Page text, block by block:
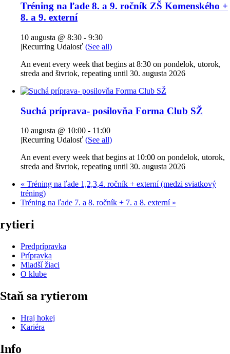
Tréning na ľade 8. a 9. ročník ZŠ Komenského +
8. a 9. externí
10 augusta @ 8:30 - 9:30
|Recurring Udalosť (See all)
An event every week that begins at 8:30 on pondelok, utorok,
streda and štvrtok, repeating until 30. augusta 2026
Suchá príprava- posilovňa Forma Club SŽ
10 augusta @ 10:00 - 11:00
|Recurring Udalosť (See all)
An event every week that begins at 10:00 on pondelok, utorok,
streda and štvrtok, repeating until 30. augusta 2026
« Tréning na ľade 1,2,3,4. ročník + externí (medzi sviatkový
tréning)
Tréning na ľade 7. a 8. ročník + 7. a 8. externí »
rytieri
Predprípravka
Prípravka
Mladší žiaci
O klube
Staň sa rytierom
Hraj hokej
Kariéra
Info